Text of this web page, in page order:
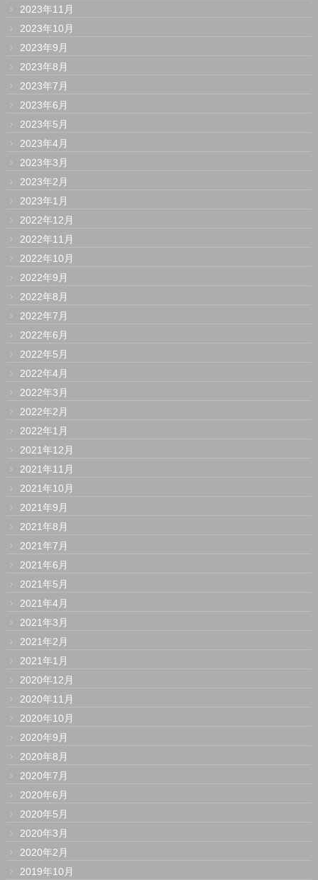
2023年11月
2023年10月
2023年9月
2023年8月
2023年7月
2023年6月
2023年5月
2023年4月
2023年3月
2023年2月
2023年1月
2022年12月
2022年11月
2022年10月
2022年9月
2022年8月
2022年7月
2022年6月
2022年5月
2022年4月
2022年3月
2022年2月
2022年1月
2021年12月
2021年11月
2021年10月
2021年9月
2021年8月
2021年7月
2021年6月
2021年5月
2021年4月
2021年3月
2021年2月
2021年1月
2020年12月
2020年11月
2020年10月
2020年9月
2020年8月
2020年7月
2020年6月
2020年5月
2020年3月
2020年2月
2019年10月